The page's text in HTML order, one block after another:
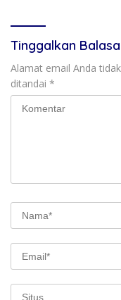
Tinggalkan
Alamat email Anda
ditandai *